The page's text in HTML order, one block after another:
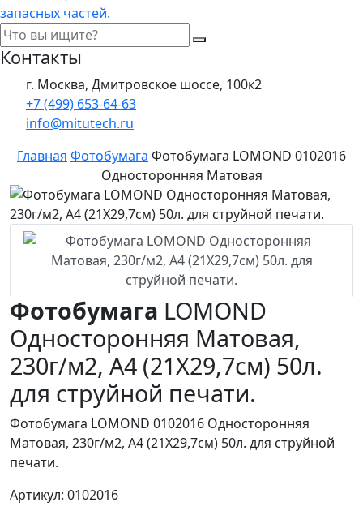
Контакты
г. Москва, Дмитровское шоссе, 100к2
+7 (499) 653-64-63
info@mitutech.ru
Главная Фотобумага Фотобумага LOMOND 0102016
Односторонняя Матовая
Фотобумага LOMOND
Односторонняя Матовая,
230г/м2, A4 (21X29,7см) 50л.
для струйной печати.
Фотобумага LOMOND 0102016 Односторонняя
Матовая, 230г/м2, A4 (21X29,7см) 50л. для струйной
печати.
Артикул: 0102016